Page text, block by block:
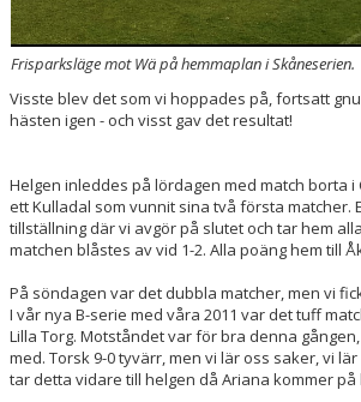
Frisparksläge mot Wä på hemmaplan i Skåneserien.
Visste blev det som vi hoppades på, fortsatt
hästen igen - och visst gav det resultat!
Helgen inleddes på lördagen med match borta i
ett Kulladal som vunnit sina två första matcher.
tillställning där vi avgör på slutet och tar hem
matchen blåstes av vid 1-2. Alla poäng hem till
På söndagen var det dubbla matcher, men vi
I vår nya B-serie med våra 2011 var det tuff
Lilla Torg. Motståndet var för bra denna
med. Torsk 9-0 tyvärr, men vi lär oss saker, vi
tar detta vidare till helgen då Ariana kommer på